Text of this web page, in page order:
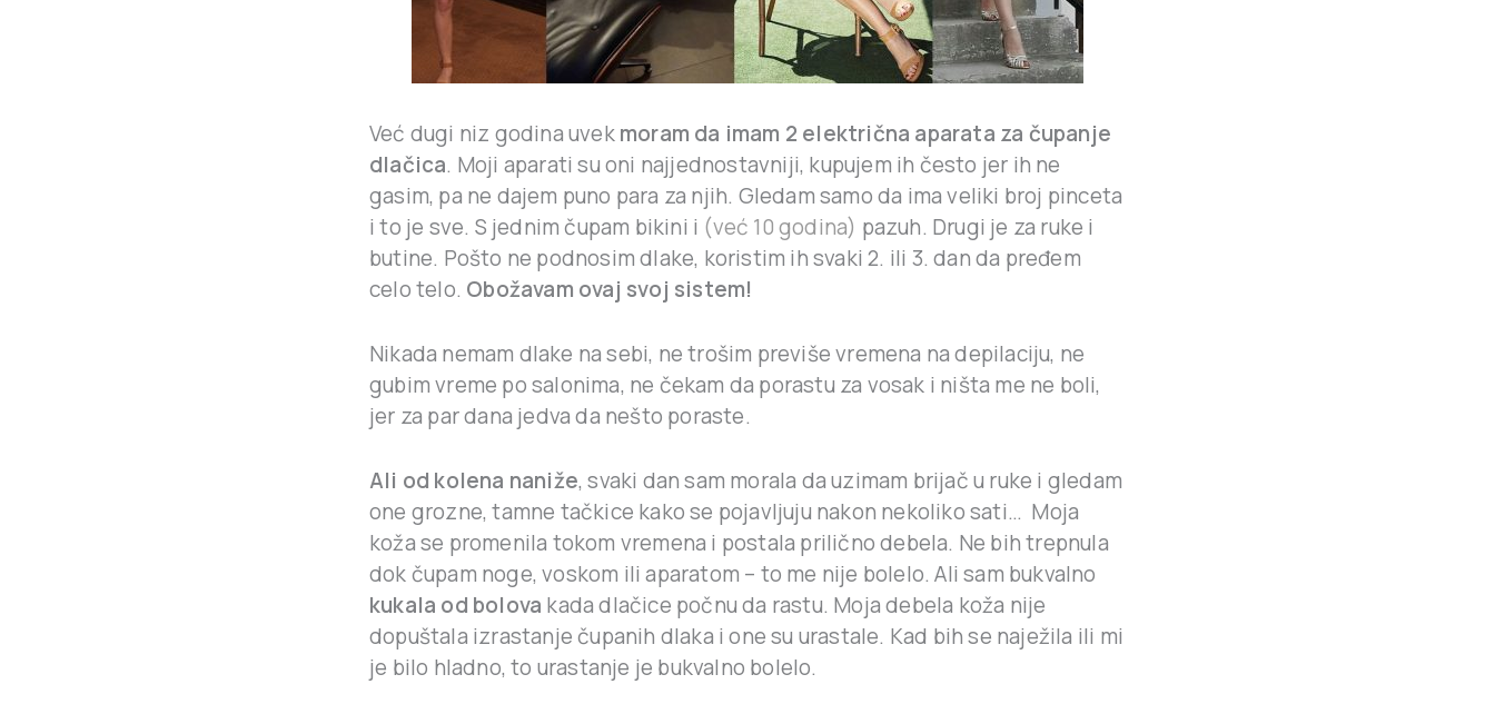
Već dugi niz godina uvekmoram da imam 2 električna aparata za čupanje
dlačica. Moji aparati su oni najjednostavniji, kupujem ih često jer ih ne
gasim, pa ne dajem puno para za njih. Gledam samo da ima veliki broj pinceta
i to je sve. S jednim čupam bikini i (već 10 godina) pazuh. Drugi je za ruke i
butine. Pošto ne podnosim dlake, koristim ih svaki 2. ili 3. dan da pređem
celo telo. Obožavam ovaj svoj sistem!
Nikada nemam dlake na sebi, ne trošim previše vremena na depilaciju, ne
gubim vreme po salonima, ne čekam da porastu za vosak i ništa me ne boli,
jer za par dana jedva da nešto poraste.
Ali od kolena naniže, svaki dan sam morala da uzimam brijač u ruke i gledam
one grozne, tamne tačkice kako se pojavljuju nakon nekoliko sati… Moja
koža se promenila tokom vremena i postala prilično debela. Ne bih trepnula
dok čupam noge, voskom ili aparatom – to me nije bolelo. Ali sam bukvalno
kukala od bolova kada dlačice počnu da rastu. Moja debela koža nije
dopuštala izrastanje čupanih dlaka i one su urastale. Kad bih se naježila ili mi
je bilo hladno, to urastanje je bukvalno bolelo.